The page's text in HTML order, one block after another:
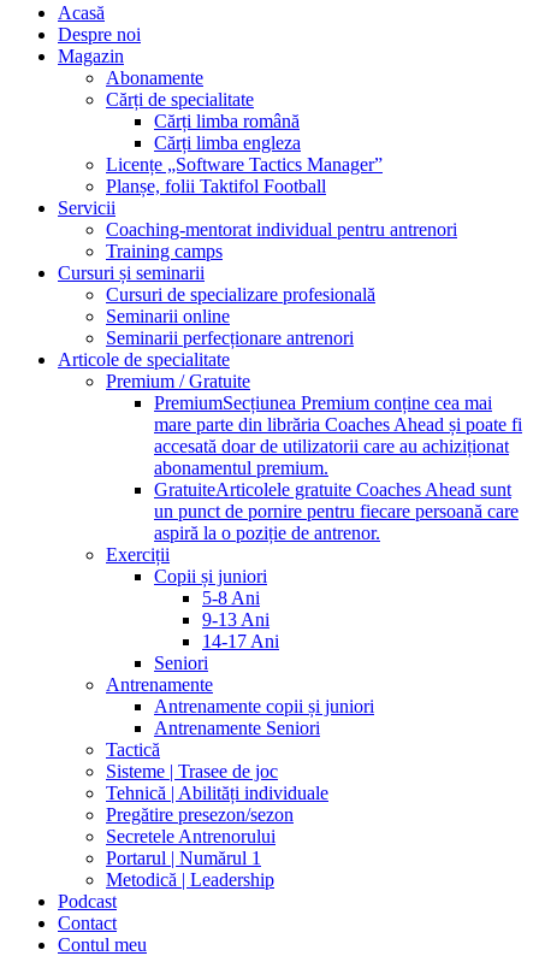
Acasă
Despre noi
Magazin
Abonamente
Cărți de specialitate
Cărți limba română
Cărți limba engleza
Licențe „Software Tactics Manager”
Planșe, folii Taktifol Football
Servicii
Coaching-mentorat individual pentru antrenori
Training camps
Cursuri și seminarii
Cursuri de specializare profesională
Seminarii online
Seminarii perfecționare antrenori
Articole de specialitate
Premium / Gratuite
PremiumSecțiunea Premium conține cea mai
mare parte din librăria Coaches Ahead și poate fi
accesată doar de utilizatorii care au achiziționat
abonamentul premium.
GratuiteArticolele gratuite Coaches Ahead sunt
un punct de pornire pentru fiecare persoană care
aspiră la o poziție de antrenor.
Exerciții
Copii și juniori
5-8 Ani
9-13 Ani
14-17 Ani
Seniori
Antrenamente
Antrenamente copii și juniori
Antrenamente Seniori
Tactică
Sisteme | Trasee de joc
Tehnică | Abilități individuale
Pregătire presezon/sezon
Secretele Antrenorului
Portarul | Numărul 1
Metodică | Leadership
Podcast
Contact
Contul meu